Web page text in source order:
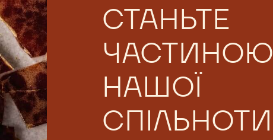
СТАНЬТЕ
ЧАСТИНОЮ
НАШОЇ
СПІЛЬНОТИ